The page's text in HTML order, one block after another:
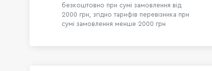
безкоштовно при сумі замовлення від
2000 грн, згідно тарифів перевізника при
сумі замовлення менше 2000 грн